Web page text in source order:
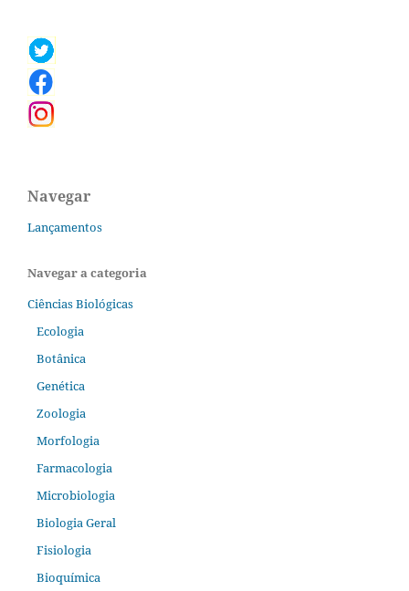
Navegar
Lançamentos
Navegar a categoria
Ciências Biológicas
Ecologia
Botânica
Genética
Zoologia
Morfologia
Farmacologia
Microbiologia
Biologia Geral
Fisiologia
Bioquímica